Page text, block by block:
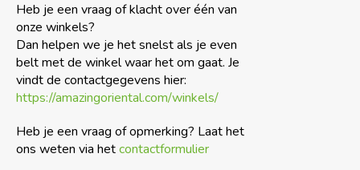
Heb je een vraag of klacht over één van
onze winkels?
Dan helpen we je het snelst als je even
belt met de winkel waar het om gaat. Je
vindt de contactgegevens hier:
https://amazingoriental.com/winkels/
Heb je een vraag of opmerking? Laat het
ons weten via hetcontactformulier